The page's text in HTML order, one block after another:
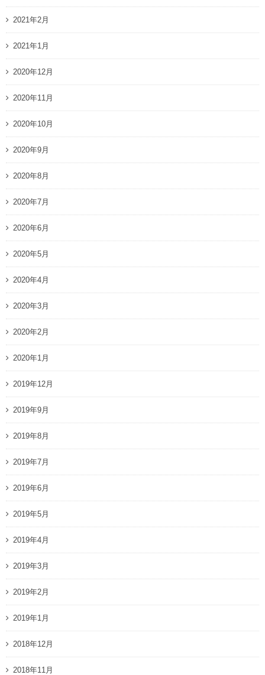
2021年2月
2021年1月
2020年12月
2020年11月
2020年10月
2020年9月
2020年8月
2020年7月
2020年6月
2020年5月
2020年4月
2020年3月
2020年2月
2020年1月
2019年12月
2019年9月
2019年8月
2019年7月
2019年6月
2019年5月
2019年4月
2019年3月
2019年2月
2019年1月
2018年12月
2018年11月